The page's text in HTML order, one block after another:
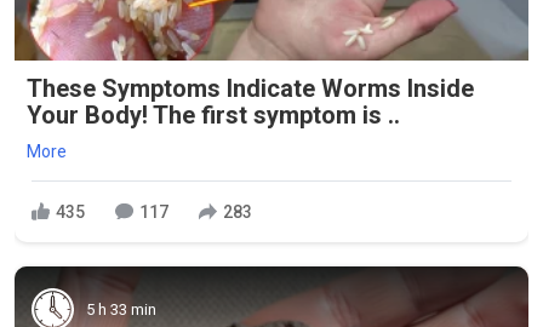
These Symptoms Indicate Worms Inside
Your Body! The first symptom is ..
More
435 117 283
5 h 33 min